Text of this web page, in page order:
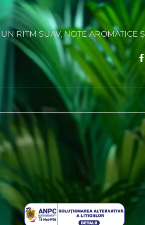
UN RITM SUAV, NOTE AROMATICE